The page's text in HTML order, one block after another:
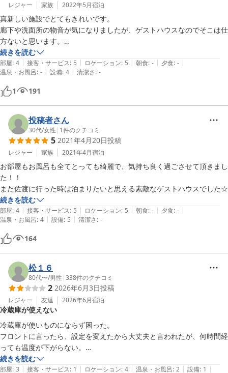
日替わりランチは手頃なお値段でおいしかったです。
頼んでいないはずのセットドリンクが会計時レシートに記載されていた
のが残念でした。
その時に疑問に思ったんですが聞かなかったのが悪かったですね…後か
レジャー 家族 2022年5月宿泊
真新しい施設でとてもきれいです。
廊下や洗面所の物音が気になりましたが、ゲストハウスなのでそこは仕
方ないと思います。
１階のカフェで食べたランチがとても美味しかったです。
続きを読む
部屋: 4 | 接客・サービス: 5 | ロケーション: 5 | 朝食: - | 夕食: - |
温泉・お風呂: - | 設備: 4 | 清潔さ: -
1 191
投稿者さん
30代/女性 | 1件のクチコミ
5 2021年4月20日投稿
レジャー 家族 2021年4月宿泊
お部屋もお風呂も全てとっても綺麗で、気持ち良く過ごさせて頂きまし
た！！
また佐渡に行った時は泊まりたいと思える素敵なゲストハウスでした☆
続きを読む
部屋: 4 | 接客・サービス: 5 | ロケーション: 5 | 朝食: - | 夕食: - |
温泉・お風呂: 4 | 設備: 5 | 清潔さ: -
164
松１６
80代〜/男性 |338件のクチコミ
2 2026年6月3日投稿
レジャー 友達 2026年6月宿泊
冷蔵庫が使えない
冷蔵庫が使いものにならず困った。
フロントに言ったら、設定を変えたから大丈夫と言われたが、何時間経
っても温度が下がらない。
仕方なく氷をもらいに行った。
２度目にもらいに行ったら、有料ですと言われてびっくり。
続きを読む
部屋: 3 | 接客・サービス: 1 | ロケーション: 4 | 温泉・お風呂: 2 | 設備: 1 |